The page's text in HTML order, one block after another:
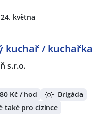
května
kuchař / kuchařka
s.r.o.
Kč / hod
Brigáda
také pro cizince